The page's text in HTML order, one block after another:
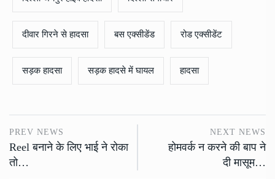
दीवार गिरने से हादसा बस एक्सीडेंड रोड एक्सीडेंट
सड़क हादसा सड़क हादसे में घायल हादसा
PREV NEWS
Reel बनाने के लिए भाई ने रोका
तो…
NEXT NEWS
होमवर्क न करने की बाप ने
दी मासूम…